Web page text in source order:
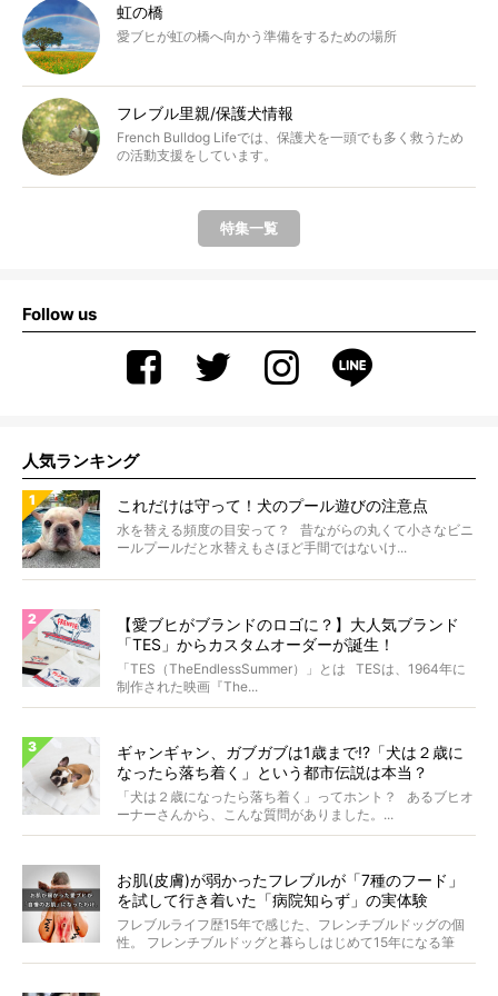
虹の橋
愛ブヒが虹の橋へ向かう準備をするための場所
フレブル里親/保護犬情報
French Bulldog Lifeでは、保護犬を一頭でも多く救うため
の活動支援をしています。
特集一覧
Follow us
人気ランキング
これだけは守って！犬のプール遊びの注意点
水を替える頻度の目安って？ 昔ながらの丸くて小さなビニ
ールプールだと水替えもさほど手間ではないけ...
【愛ブヒがブランドのロゴに？】大人気ブランド
「TES」からカスタムオーダーが誕生！
「TES（TheEndlessSummer）」とは TESは、1964年に
制作された映画『The...
ギャンギャン、ガブガブは1歳まで!?「犬は２歳に
なったら落ち着く」という都市伝説は本当？
「犬は２歳になったら落ち着く」ってホント？ あるブヒオ
ーナーさんから、こんな質問がありました。...
お肌(皮膚)が弱かったフレブルが「7種のフード」
を試して行き着いた「病院知らず」の実体験
フレブルライフ歴15年で感じた、フレンチブルドッグの個
性。 フレンチブルドッグと暮らしはじめて15年になる筆
者...